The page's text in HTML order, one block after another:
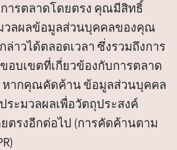
ารตลาดโดยตรง คุณมีสิทธิ์
วลผลข้อมูลส่วนบุคคลของคุณ
ล่าวได้ตลอดเวลา ซึ่งรวมถึงการ
อบเขตที่เกี่ยวข้องกับการตลาด
หากคุณคัดค้าน ข้อมูลส่วนบุคคล
ะมวลผลเพื่อวัตถุประสงค์
ตรงอีกต่อไป (การคัดค้านตาม